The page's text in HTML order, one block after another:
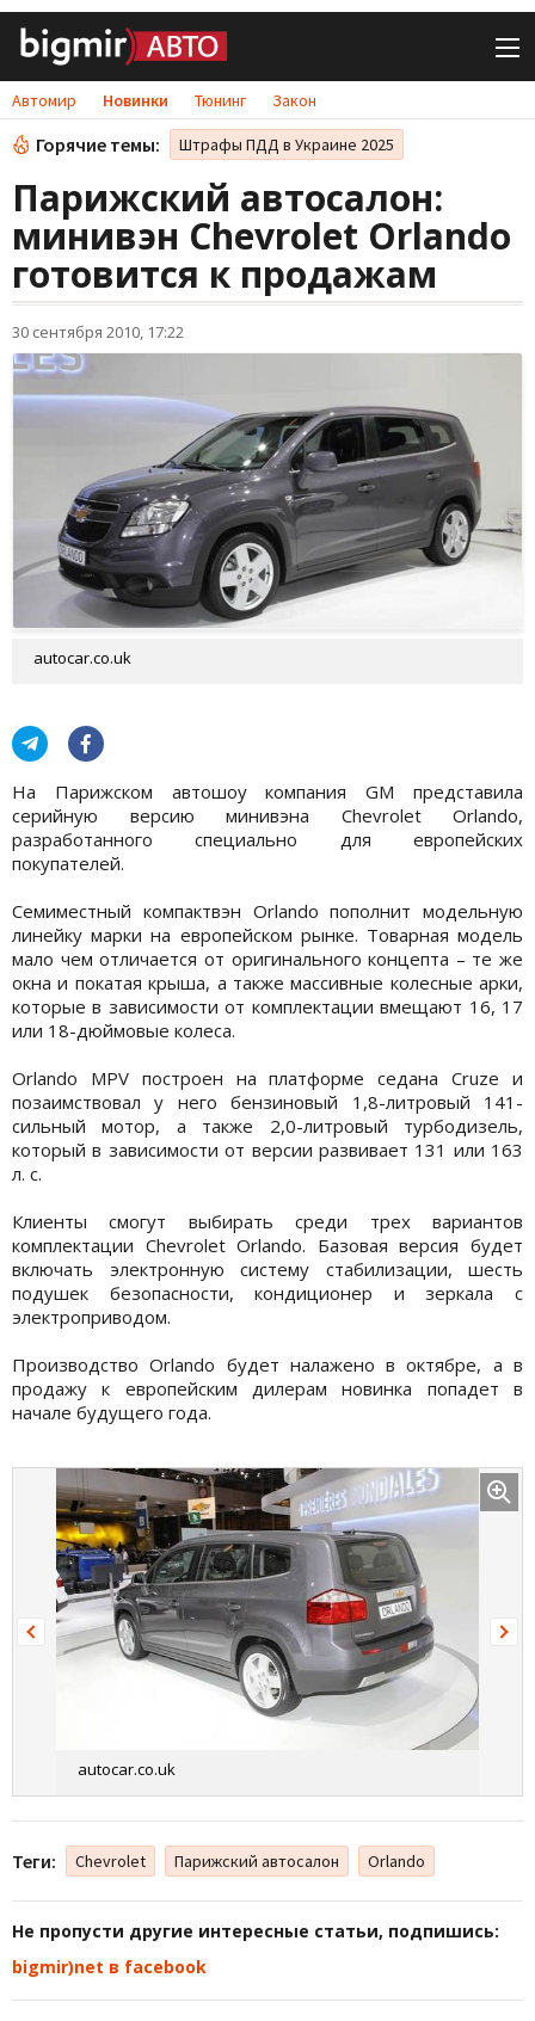
Автомир Новинки Тюнинг Закон
Горячие темы: Штрафы ПДД в Украине 2025
Парижский автосалон:
минивэн Chevrolet Orlando
готовится к продажам
30 сентября 2010, 17:22
autocar.co.uk
На Парижском автошоу компания GM представила
серийную версию минивэна Chevrolet Orlando,
разработанного специально для европейских
покупателей.
Семиместный компактвэн Orlando пополнит модельную
линейку марки на европейском рынке. Товарная модель
мало чем отличается от оригинального концепта – те же
окна и покатая крыша, а также массивные колесные арки,
которые в зависимости от комплектации вмещают 16, 17
или 18-дюймовые колеса.
Orlando MPV построен на платформе седана Cruze и
позаимствовал у него бензиновый 1,8-литровый 141-
сильный мотор, а также 2,0-литровый турбодизель,
который в зависимости от версии развивает 131 или 163
л. с.
Клиенты смогут выбирать среди трех вариантов
комплектации Chevrolet Orlando. Базовая версия будет
включать электронную систему стабилизации, шесть
подушек безопасности, кондиционер и зеркала с
электроприводом.
Производство Orlando будет налажено в октябре, а в
продажу к европейским дилерам новинка попадет в
начале будущего года.
autocar.co.uk
Теги: Chevrolet Парижский автосалон Orlando
Не пропусти другие интересные статьи, подпишись:
bigmir)net в facebook